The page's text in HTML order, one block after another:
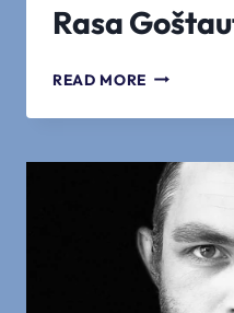
Rasa
READ MORE RASA